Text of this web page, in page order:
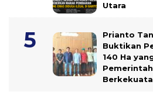
Utara
Prianto
Buktikan
140 Ha